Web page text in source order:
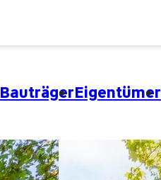
BauträgerEigentümer